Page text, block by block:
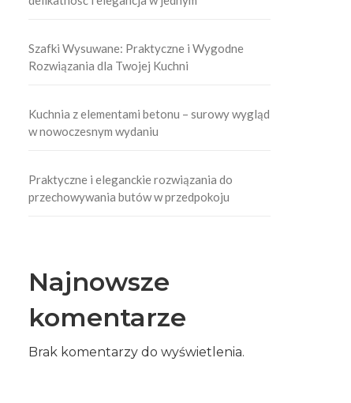
Szafki Wysuwane: Praktyczne i Wygodne
Rozwiązania dla Twojej Kuchni
Kuchnia z elementami betonu – surowy wygląd
w nowoczesnym wydaniu
Praktyczne i eleganckie rozwiązania do
przechowywania butów w przedpokoju
Najnowsze
komentarze
Brak komentarzy do wyświetlenia.